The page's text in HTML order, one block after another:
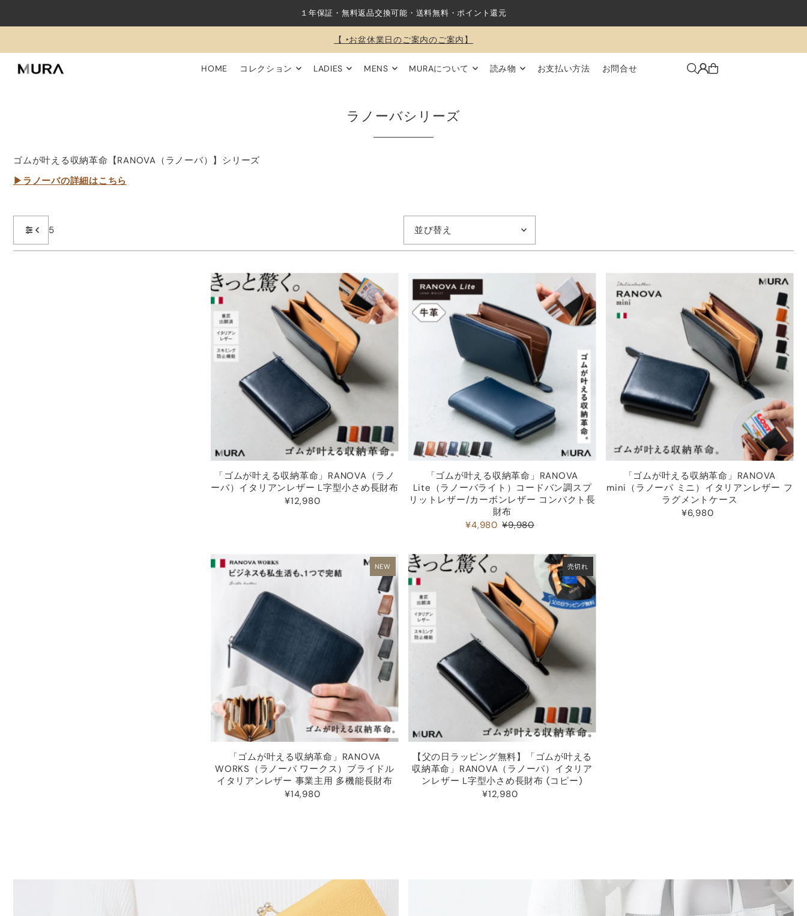
１年保証・無料返品交換可能・送料無料・ポイント還元
【 ‣お盆休業日のご案内のご案内】
HOME コレクション LADIES MENS MURAについて 読み物 お支払い方法 お問合せ
ラノーバシリーズ
ゴムが叶える収納革命【RANOVA（ラノーバ）】シリーズ
▶ ラノーバの詳細はこちら
5
オススメ
関連性が最も高い
ベストセラー
アルファベット順, A-Z
アルファベット順, Z-A
価格の安い順
価格の高い順
「ゴムが叶える収納革命」RANOVA（ラノ
ーバ）イタリアンレザー L字型小さめ長財布
¥12,980
「ゴムが叶える収納革命」RANOVA
Lite（ラノーバライト）コードバン調スプ
リットレザー/カーボンレザー コンパクト長
財布
¥4,980 ¥9,980
「ゴムが叶える収納革命」RANOVA
mini（ラノーバ ミニ）イタリアンレザー フ
ラグメントケース
¥6,980
NEW
「ゴムが叶える収納革命」RANOVA
WORKS（ラノーバ ワークス）ブライドル
イタリアンレザー 事業主用 多機能長財布
¥14,980
売切れ
【父の日ラッピング無料】「ゴムが叶える
収納革命」RANOVA（ラノーバ）イタリア
ンレザー L字型小さめ長財布 (コピー)
¥12,980